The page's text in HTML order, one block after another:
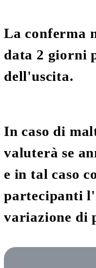
La conferma
data 2 giorni
dell'uscita.
In caso di
valuterà se
e in tal caso
partecipanti
variazione di